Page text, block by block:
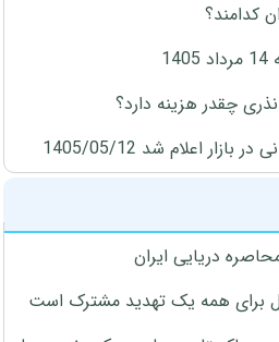
کدامند؟
چقدر هزینه دارد؟
اعلام شد 1405/05/12
دریایی ایران
برای همه یک تهدید مشترک است